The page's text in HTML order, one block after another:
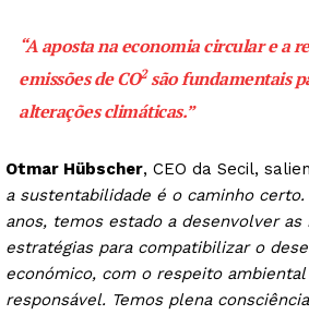
“A aposta na economia circular e a
emissões de CO2são fundamentais
alterações climáticas.”
Otmar Hübscher, CEO da Secil,
a sustentabilidade é o caminho
anos, temos estado a desenvolver as
estratégias para compatibilizar o
económico, com o respeito ambiental
responsável. Temos plena